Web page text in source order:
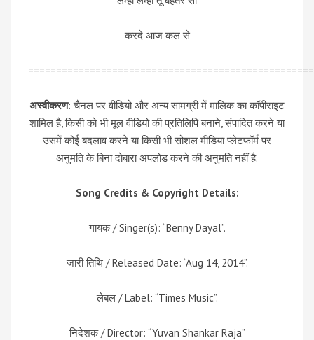
करदे आज कल से
अस्वीकरण: चैनल पर वीडियो और अन्य सामग्री में मालिक का कॉपीराइट
शामिल है, किसी को भी मूल वीडियो की प्रतिलिपि बनाने, संपादित करने या
उसमें कोई बदलाव करने या किसी भी सोशल मीडिया प्लेटफॉर्म पर
अनुमति के बिना दोबारा अपलोड करने की अनुमति नहीं है.
Song Credits & Copyright Details:
गायक / Singer(s): “Benny Dayal”.
जारी तिथि / Released Date: “Aug 14, 2014”.
लेबल / Label: “Times Music”.
निदेशक / Director: “Yuvan Shankar Raja”